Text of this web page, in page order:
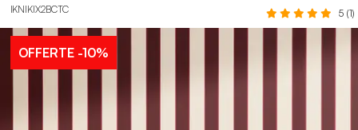
IKNIKIX2BCTC 5 (1)
OFFERTE-10%